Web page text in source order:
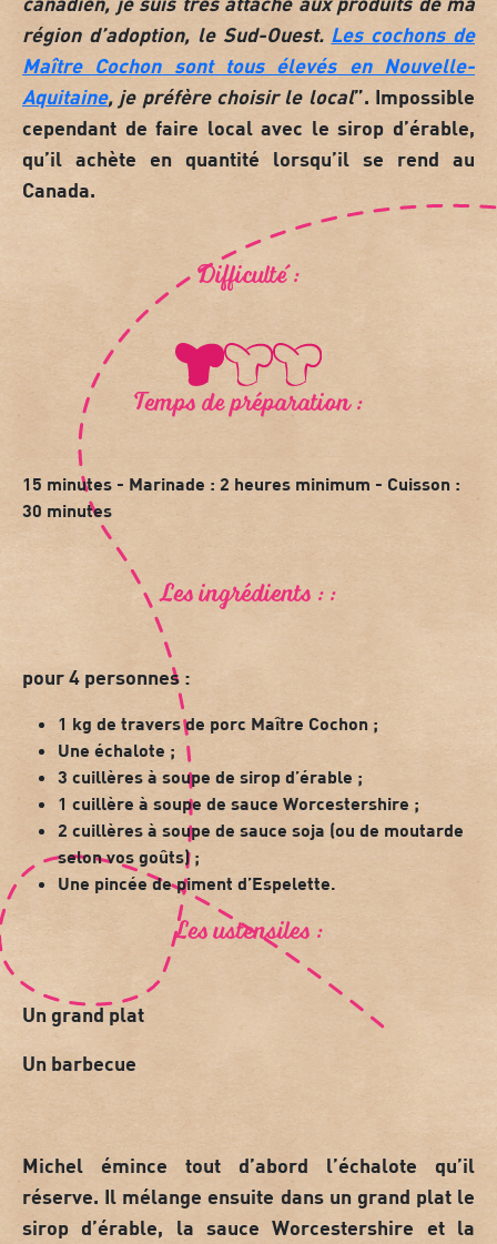
région d’adoption, le Sud-Ouest. Les cochons de
Maître Cochon sont tous élevés en Nouvelle-
Aquitaine, je préfère choisir le local”. Impossible
cependant de faire local avec le sirop d’érable,
qu’il achète en quantité lorsqu’il se rend au
Canada.
Difficulté :
Temps de préparation :
15 minutes - Marinade : 2 heures minimum - Cuisson :
30 minutes
Les ingrédients : :
pour 4 personnes :
1 kg de travers de porc Maître Cochon ;
Une échalote ;
3 cuillères à soupe de sirop d’érable ;
1 cuillère à soupe de sauce Worcestershire ;
2 cuillères à soupe de sauce soja (ou de moutarde
selon vos goûts) ;
Une pincée depiment d’Espelette
Les ustensiles :
Un grand plat
Un barbecue
Michel émince tout d’abord l’échalote qu’il
réserve. Il mélange ensuite dans un grand plat le
sirop d’érable, la sauce Worcestershire et la